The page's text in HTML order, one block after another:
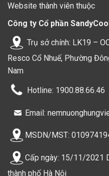
Website thành viên thuộc
Công ty Cổ phần
Trụ sở chính: LK19 –
Resco Cổ Nhuế, Phường
Nam
Hotline: 1900.88.66.46
Email:
MSDN/MST:
Cấp ngày: 15/11/2021
thành phố Hà Nội